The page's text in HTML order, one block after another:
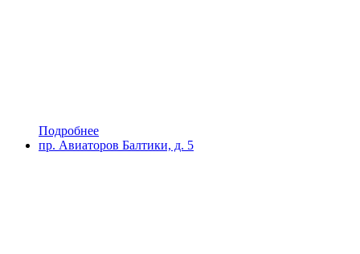
Подробнее
пр. Авиаторов Балтики, д. 5